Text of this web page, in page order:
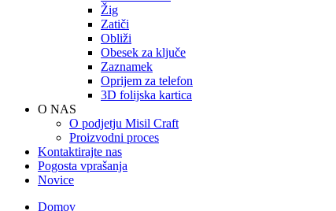
Žig
Zatiči
Obliži
Obesek za ključe
Zaznamek
Oprijem za telefon
3D folijska kartica
O NAS
O podjetju Misil Craft
Proizvodni proces
Kontaktirajte nas
Pogosta vprašanja
Novice
Domov